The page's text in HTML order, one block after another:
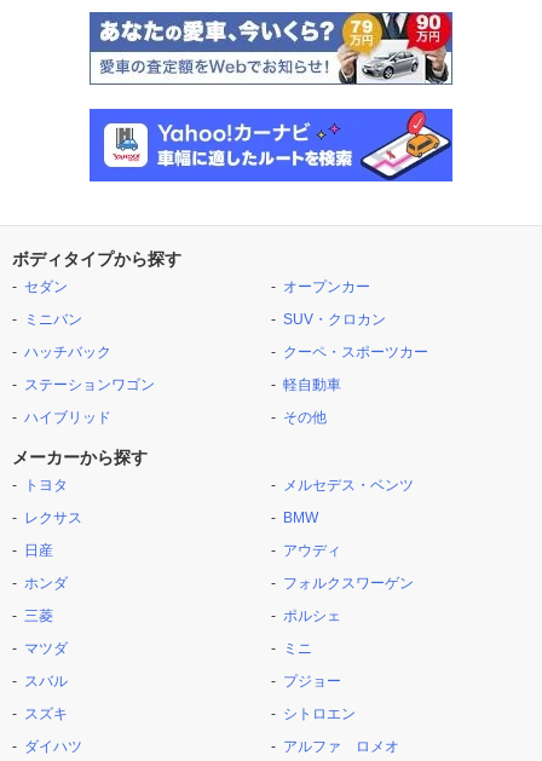
ボディタイプから探す
セダン
ミニバン
ハッチバック
ステーションワゴン
ハイブリッド
オープンカー
SUV・クロカン
クーペ・スポーツカー
軽自動車
その他
メーカーから探す
トヨタ
レクサス
日産
ホンダ
三菱
マツダ
スバル
スズキ
ダイハツ
メルセデス・ベンツ
BMW
アウディ
フォルクスワーゲン
ポルシェ
ミニ
プジョー
シトロエン
アルファ ロメオ